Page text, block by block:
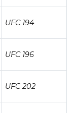
UFC 194
UFC 196
UFC 202